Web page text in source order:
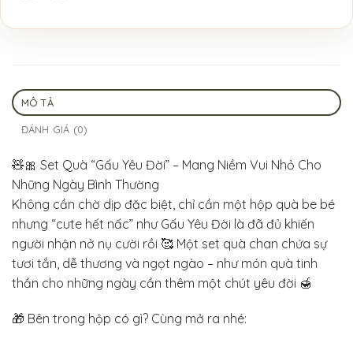
MÔ TẢ
ĐÁNH GIÁ (0)
🧸🎀 Set Quà “Gấu Yêu Đời” – Mang Niềm Vui Nhỏ Cho
Những Ngày Bình Thường
Không cần chờ dịp đặc biệt, chỉ cần một hộp quà be bé
nhưng “cute hết nấc” như Gấu Yêu Đời là đã đủ khiến
người nhận nở nụ cười rồi 🥰 Một set quà chan chứa sự
tươi tắn, dễ thương và ngọt ngào – như món quà tinh
thần cho những ngày cần thêm một chút yêu đời 🍯
🎁 Bên trong hộp có gì? Cùng mở ra nhé: